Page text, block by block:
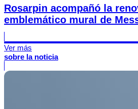
Rosarpin acompañó la
emblemático mural de
Ver más
sobre la noticia